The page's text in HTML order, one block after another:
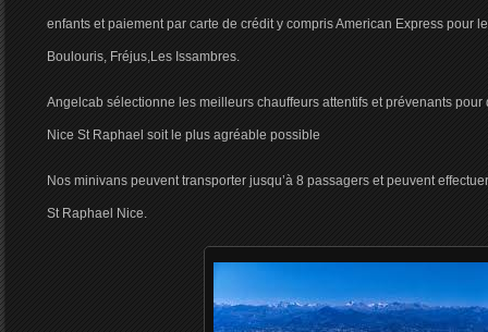
enfants et paiement par carte de crédit y compris American Express pour
Boulouris, Fréjus,Les Issambres.
Angelcab sélectionne les meilleurs chauffeurs attentifs et prévenants pour
Nice St Raphael soit le plus agréable possible
Nos minivans peuvent transporter jusqu’à 8 passagers et peuvent
St Raphael Nice.